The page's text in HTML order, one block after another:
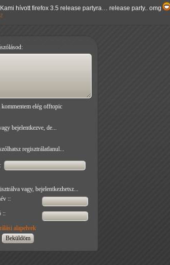
hívott firefox 3.5 release partyra… release party.. omg
kommentem elég offtopic
bejelentkezve, de...
regisztrálatlanul...
vagy, bejelentkezhetsz...
::
::
alapelvek